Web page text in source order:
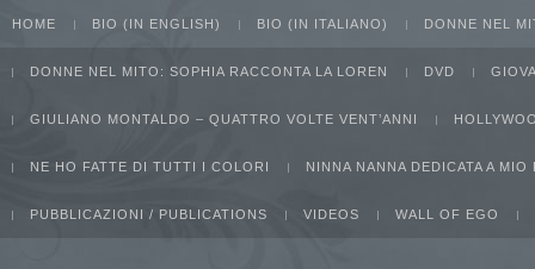
HOME BIO (IN ENGLISH) BIO (IN ITALIANO) DONNE NEL
DONNE NEL MITO: SOPHIA RACCONTA LA LOREN DVD
GIULIANO MONTALDO – QUATTRO VOLTE VENT’ANNI
NE HO FATTE DI TUTTI I COLORI NINNA NANNA DEDICATA A MIO
PUBBLICAZIONI / PUBLICATIONS VIDEOS WALL OF EGO